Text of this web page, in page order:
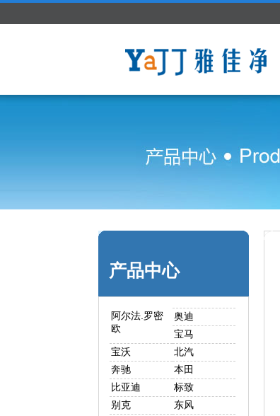
产品中心
阿尔法.罗密
欧
奥迪
宝马
宝沃
北汽
奔驰
本田
比亚迪
标致
别克
东风